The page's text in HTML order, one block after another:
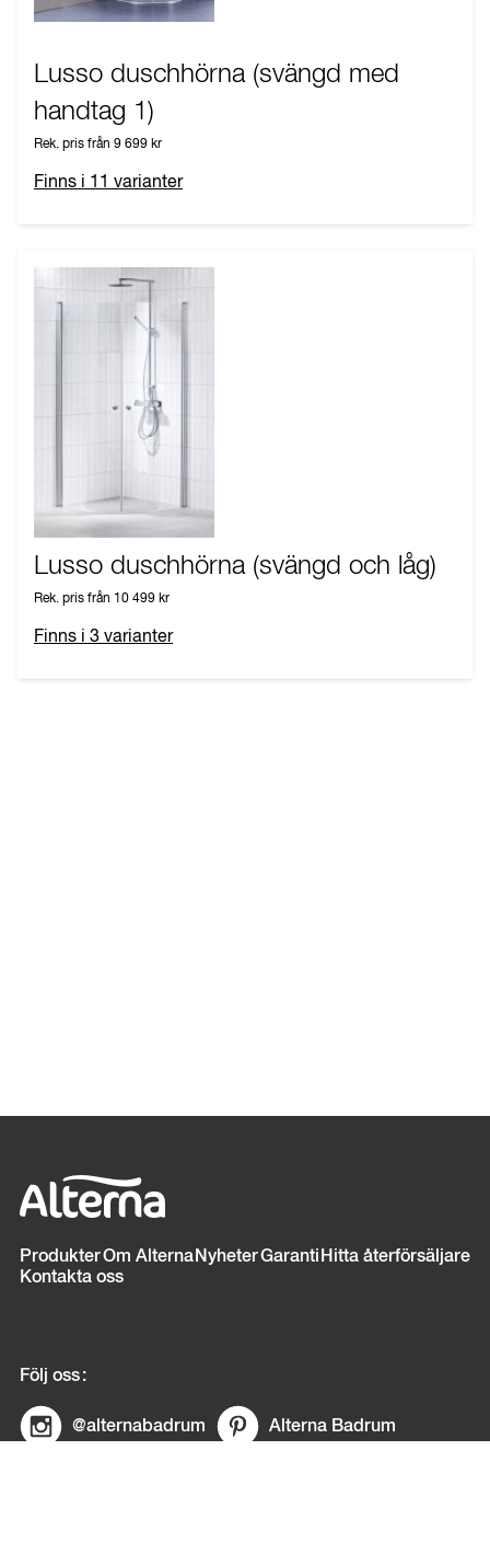
Lusso duschhörna (svängd med
handtag 1)
Rek. pris från 9 699 kr
Finns i 11 varianter
Lusso duschhörna (svängd och låg)
Rek. pris från 10 499 kr
Finns i 3 varianter
Sidfot
ProdukterOm Alterna NyheterGaranti Hitta återförsäljare
Kontakta oss
Följ oss
@alternabadrum Alterna Badrum